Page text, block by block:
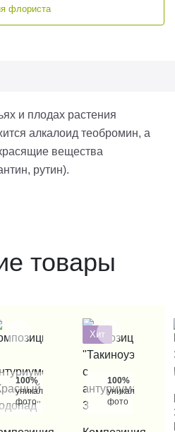
и плодах растения
алкалоид теобромин, а
вещества
, рутин).
товары
100%
уникальные
фото
Хит
100%
уникальные
фото